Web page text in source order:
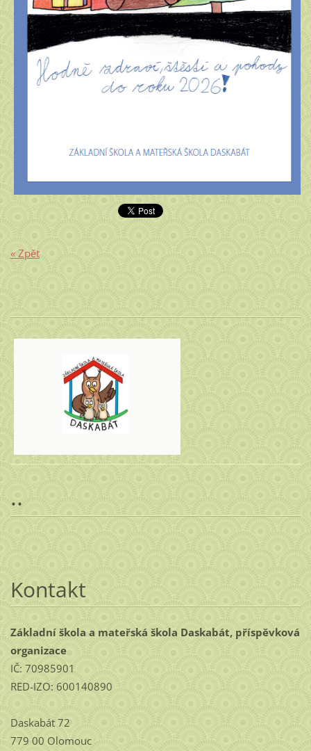
« Zpět
..
Kontakt
Základní škola a mateřská škola Daskabát, příspěvková
organizace
IČ: 70985901
RED-IZO: 600140890
Daskabát 72
779 00 Olomouc